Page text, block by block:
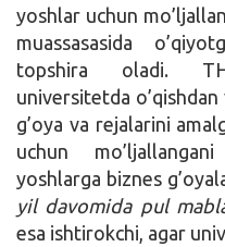
yoshlar uchun
muassasasida
topshira oladi.
universitetda o’qishdan
g’oya va rejalarini
uchun
yoshlarga biznes
yil davomida pul
esa ishtirokchi, agar